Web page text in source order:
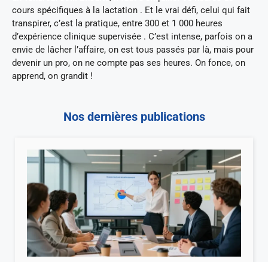
cours spécifiques à la lactation . Et le vrai défi, celui qui fait
transpirer, c’est la pratique, entre 300 et 1 000 heures
d’expérience clinique supervisée . C’est intense, parfois on a
envie de lâcher l’affaire, on est tous passés par là, mais pour
devenir un pro, on ne compte pas ses heures. On fonce, on
apprend, on grandit !
Nos dernières publications